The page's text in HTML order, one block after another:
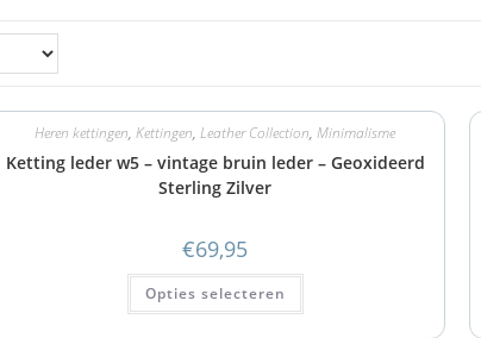
Heren kettingen,Kettingen,Leather Collection,Minimalisme
Ketting leder w5 – vintage bruin leder – Geoxideerd
Sterling Zilver
€69,95
Opties selecteren